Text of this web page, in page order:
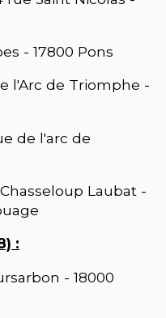
- 17800 Pons
l'Arc de Triomphe -
de l'arc de
Laubat -
:
- 18000